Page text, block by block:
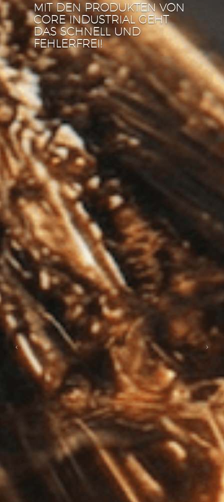
MIT DEN PRODUKTEN VON
CORE INDUSTRIAL GEHT
DAS SCHNELL UND
FEHLERFREI!